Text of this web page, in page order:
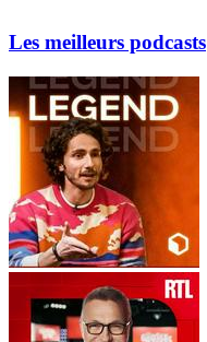
Les meilleurs podcasts